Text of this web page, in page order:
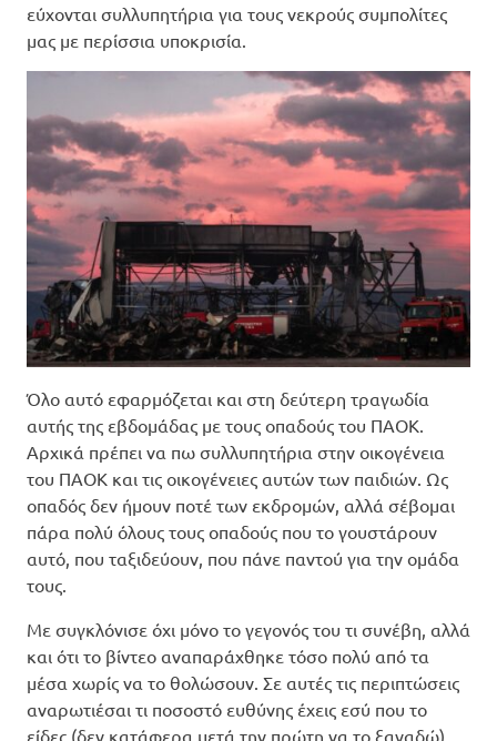
εύχονται συλλυπητήρια για τους νεκρούς συμπολίτες
μας με περίσσια υποκρισία.
Όλο αυτό εφαρμόζεται και στη δεύτερη τραγωδία
αυτής της εβδομάδας με τους οπαδούς του ΠΑΟΚ.
Αρχικά πρέπει να πω συλλυπητήρια στην οικογένεια
του ΠΑΟΚ και τις οικογένειες αυτών των παιδιών. Ως
οπαδός δεν ήμουν ποτέ των εκδρομών, αλλά σέβομαι
πάρα πολύ όλους τους οπαδούς που το γουστάρουν
αυτό, που ταξιδεύουν, που πάνε παντού για την ομάδα
τους.
Με συγκλόνισε όχι μόνο το γεγονός του τι συνέβη, αλλά
και ότι το βίντεο αναπαράχθηκε τόσο πολύ από τα
μέσα χωρίς να το θολώσουν. Σε αυτές τις περιπτώσεις
αναρωτιέσαι τι ποσοστό ευθύνης έχεις εσύ που το
είδες (δεν κατάφερα μετά την πρώτη να το ξαναδώ)